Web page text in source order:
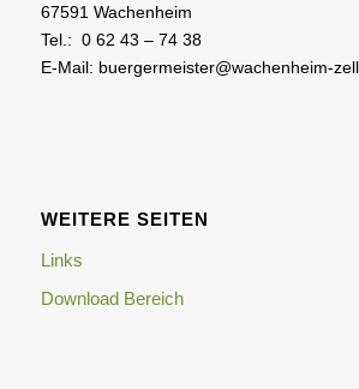
67591 Wachenheim
Tel.: 0 62 43 – 74 38
E-Mail: buergermeister@wachenheim-
WEITERE SEITEN
Links
Download Bereich